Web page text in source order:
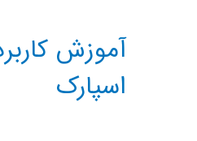
آموزش
اسپارک